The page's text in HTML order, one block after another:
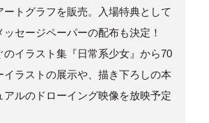
ートグラフを販売。入場特典として
セージペーパーの配布も決定！
のイラスト集『日常系少女』から70
イラストの展示や、描き下ろしの本
アルのドローイング映像を放映予定